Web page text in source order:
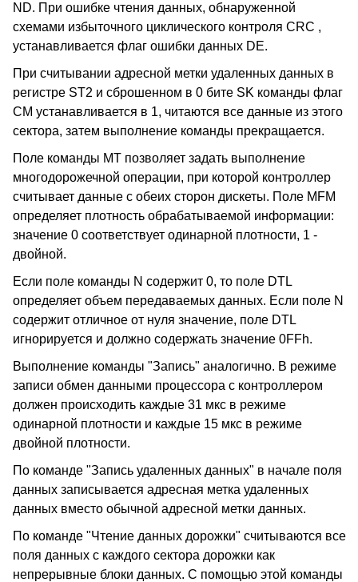
ND. При ошибке чтения данных, обнаруженной
схемами избыточного циклического контроля CRC ,
устанавливается флаг ошибки данных DE.
При считывании адресной метки удаленных данных в
регистре ST2 и сброшенном в 0 бите SK команды флаг
CM устанавливается в 1, читаются все данные из этого
сектора, затем выполнение команды прекращается.
Поле команды MT позволяет задать выполнение
многодорожечной операции, при которой контроллер
считывает данные с обеих сторон дискеты. Поле MFM
определяет плотность обрабатываемой информации:
значение 0 соответствует одинарной плотности, 1 -
двойной.
Если поле команды N содержит 0, то поле DTL
определяет объем передаваемых данных. Если поле N
содержит отличное от нуля значение, поле DTL
игнорируется и должно содержать значение 0FFh.
Выполнение команды "Запись" аналогично. В режиме
записи обмен данными процессора с контроллером
должен происходить каждые 31 мкс в режиме
одинарной плотности и каждые 15 мкс в режиме
двойной плотности.
По команде "Запись удаленных данных" в начале поля
данных записывается адресная метка удаленных
данных вместо обычной адресной метки данных.
По команде "Чтение данных дорожки" считываются все
поля данных с каждого сектора дорожки как
непрерывные блоки данных. С помощью этой команды